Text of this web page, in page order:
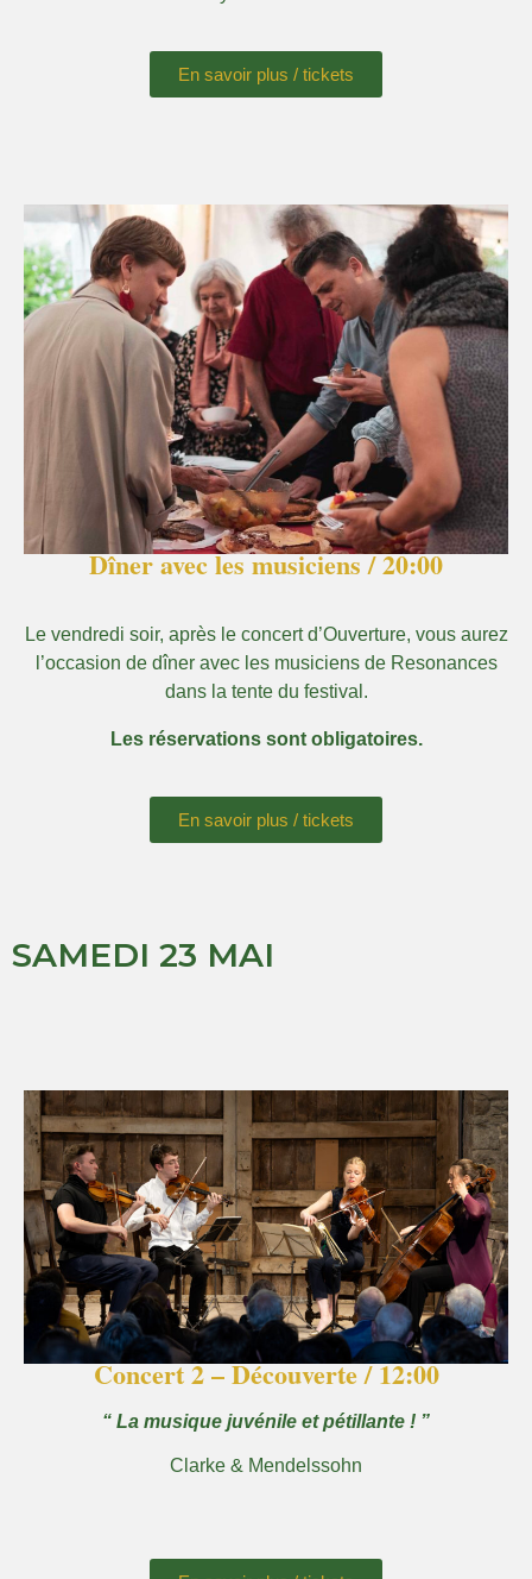
En savoir plus / tickets
Dîner avec les musiciens / 20:00
Le vendredi soir, après le concert d’Ouverture, vous aurez
l’occasion de dîner avec les musiciens de Resonances
dans la tente du festival.
Les réservations sont obligatoires.
En savoir plus / tickets
SAMEDI 23 MAI
Concert 2 – Découverte / 12:00
“ La musique juvénile et pétillante ! ”
Clarke & Mendelssohn